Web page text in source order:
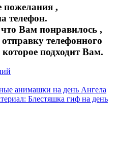
,
телефон.
Вам понравилось ,
телефонного
подходит Вам.
анимашки на день Ангела
Блестяшка гиф на день